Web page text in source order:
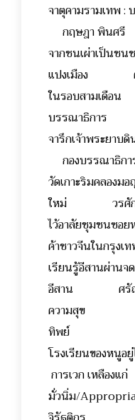
จาตุคามรามเท
กฤษฎา พินศรี
จากชนเผ่าเป็นชน
แปงเมือง ศรี
ในรอบส
บรรณาธิการ
จารึกเจ้าพระ
กองบรรณาธิกา
วัดเกาะริมคลองม
ใหม่ วรศักดิ์
ไว้อาลัยชุมชนซอย
ค้าชาวจีนในกรุ
เรียนรู้อีสานผ่านจ
อีสาน ศรัณย์
ความสุข
ทิพย์
โรงเรียนข
การเวก เหลืองแก่
มั่วนิ่ม/